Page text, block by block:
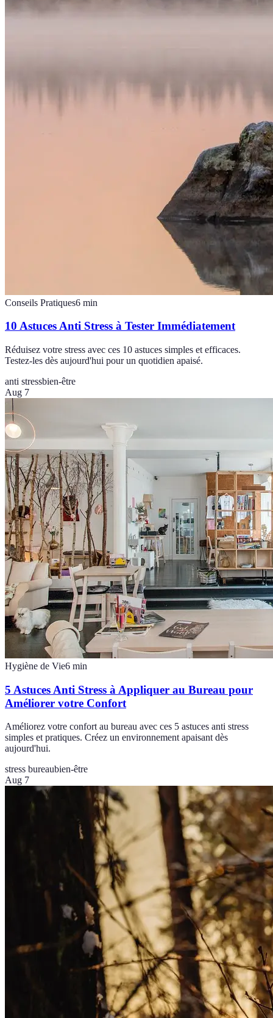
Conseils Pratiques6 min
10 Astuces Anti Stress à Tester Immédiatement
Réduisez votre stress avec ces 10 astuces simples et efficaces.
Testez-les dès aujourd'hui pour un quotidien apaisé.
anti stressbien-être
Aug 7
Hygiène de Vie6 min
5 Astuces Anti Stress à Appliquer au Bureau pour
Améliorer votre Confort
Améliorez votre confort au bureau avec ces 5 astuces anti stress
simples et pratiques. Créez un environnement apaisant dès
aujourd'hui.
stress bureaubien-être
Aug 7